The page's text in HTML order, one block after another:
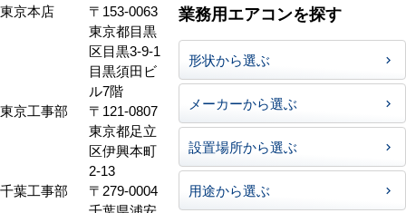
東京本店
〒153-0063
東京都目黒
区目黒3-9-1
目黒須田ビ
ル7階
東京工事部
〒121-0807
東京都足立
区伊興本町
2-13
千葉工事部
〒279-0004
業務用エアコンを探す
形状から選ぶ
メーカーから選ぶ
設置場所から選ぶ
用途から選ぶ